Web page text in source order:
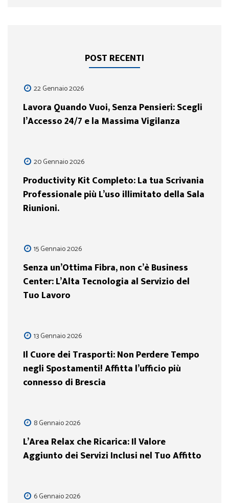
POST RECENTI
22 Gennaio 2026
Lavora Quando Vuoi, Senza Pensieri: Scegli
l’Accesso 24/7 e la Massima Vigilanza
20 Gennaio 2026
Productivity Kit Completo: La tua Scrivania
Professionale più L’uso illimitato della Sala
Riunioni.
15 Gennaio 2026
Senza un’Ottima Fibra, non c’è Business
Center: L’Alta Tecnologia al Servizio del
Tuo Lavoro
13 Gennaio 2026
Il Cuore dei Trasporti: Non Perdere Tempo
negli Spostamenti! Affitta l’ufficio più
connesso di Brescia
8 Gennaio 2026
L’Area Relax che Ricarica: Il Valore
Aggiunto dei Servizi Inclusi nel Tuo Affitto
6 Gennaio 2026